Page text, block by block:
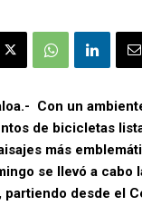
Con un
de bicicletas
más
se llevó a cabo
partiendo desde el